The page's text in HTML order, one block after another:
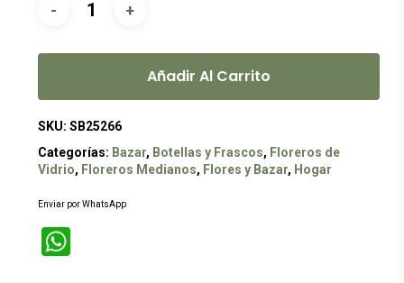
Añadir Al Carrito
SKU: SB25266
Categorías: Bazar, Botellas y Frascos, Floreros de
Vidrio, Floreros Medianos, Flores y Bazar, Hogar
Enviar por WhatsApp
WhatsApp